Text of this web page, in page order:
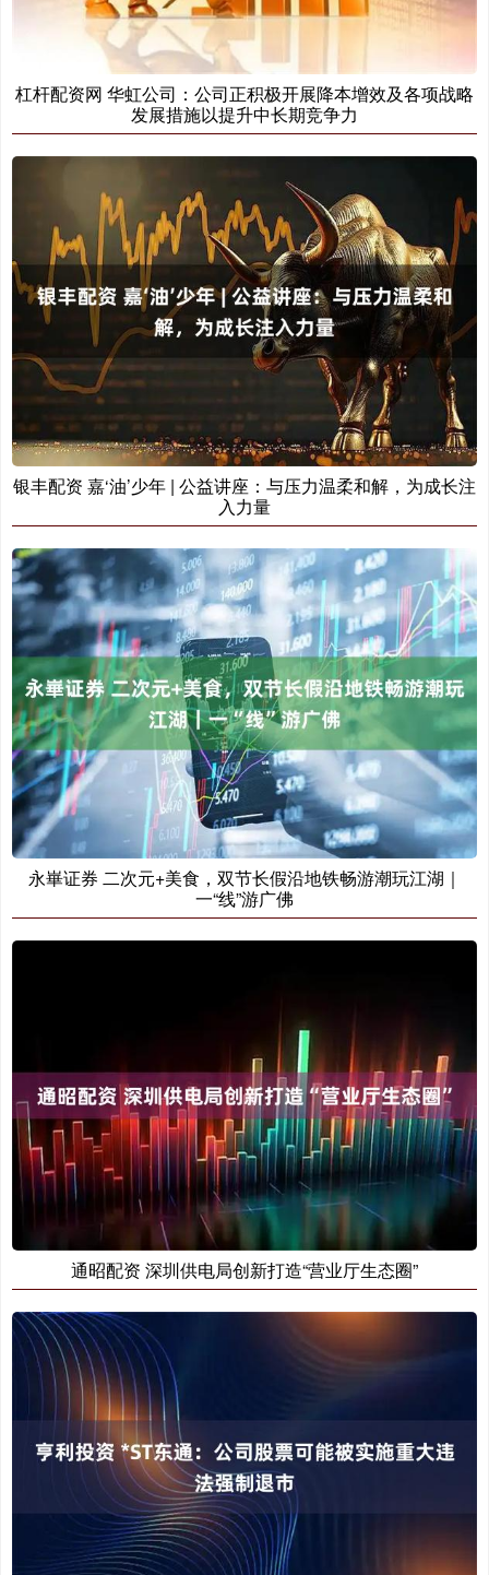
杠杆配资网 华虹公司：公司正积极开展降本增效及各项战略
发展措施以提升中长期竞争力
银丰配资 嘉‘油’少年 | 公益讲座：与压力温柔和解，为成长注
入力量
永崋证券 二次元+美食，双节长假沿地铁畅游潮玩江湖｜
一“线”游广佛
通昭配资 深圳供电局创新打造“营业厅生态圈”